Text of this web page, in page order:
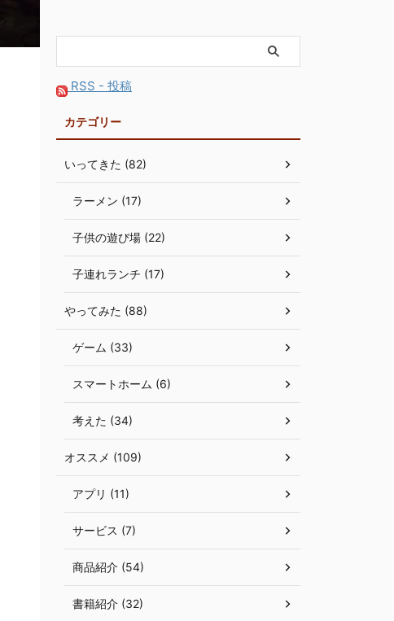
RSS - 投稿
カテゴリー
いってきた (82)
ラーメン (17)
子供の遊び場 (22)
子連れランチ (17)
やってみた (88)
ゲーム (33)
スマートホーム (6)
考えた (34)
オススメ (109)
アプリ (11)
サービス (7)
商品紹介 (54)
書籍紹介 (32)